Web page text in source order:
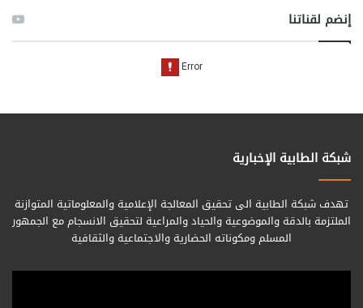
إنضم لقناتنا
شبكة الطابية الإخبارية
تهدف شبكة الطابية الى تحقيق المعالجة الإعلامية والمعلوماتية المتوازنة
الملتزمة بالدقة والموضوعية والحياد والمراعية لتحقيق الانسجام مع الجمهور
المسلم ومكوناته الحضارية والاجتماعية والثقافية